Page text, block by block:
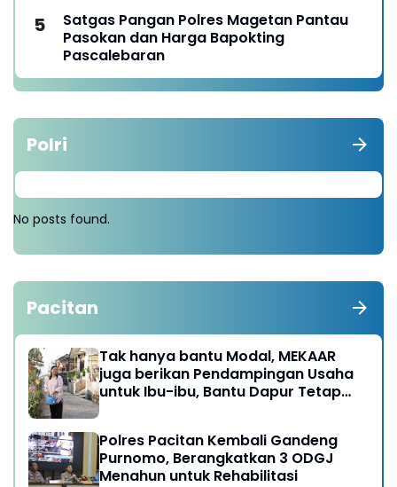
Satgas Pangan Polres Magetan Pantau
Pasokan dan Harga Bapokting
Pascalebaran
Polri
No posts found.
Pacitan
Tak hanya bantu Modal, MEKAAR
juga berikan Pendampingan Usaha
untuk Ibu-ibu, Bantu Dapur Tetap
Polres Pacitan Kembali Gandeng
Purnomo, Berangkatkan 3 ODGJ
Menahun untuk Rehabilitasi